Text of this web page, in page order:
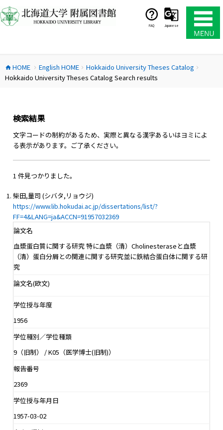
ン
テ
ス
キ
FAQ Japanese
home HOME chevron_right English HOMEchevron_right Hokkaido University Theses Catalog chevron_right
Hokkaido University Theses Catalog Search results
検索結果
文字コードの制約があるため、実際と異なる漢字あるいはヨミによ
る表示があります。ご了承ください。
1 件見つかりました。
柴田,量司 (シバタ,リョウジ)
https://www.lib.hokudai.ac.jp/dissertations/list/?
FF=4&LANG=ja&ACCN=91957032369
論文名
血漿蛋白質に関する研究 特に血漿（清）Cholinesteraseと血漿
（清）蛋白分屑との関連に関する研究並に鉄結合蛋白体に関する研
究
論文名(欧文)
学位授与年度
1956
学位種別／学位種類
9（旧制） / K05（医学博士(旧制)）
報告番号
2369
学位授与年月日
1957-03-02